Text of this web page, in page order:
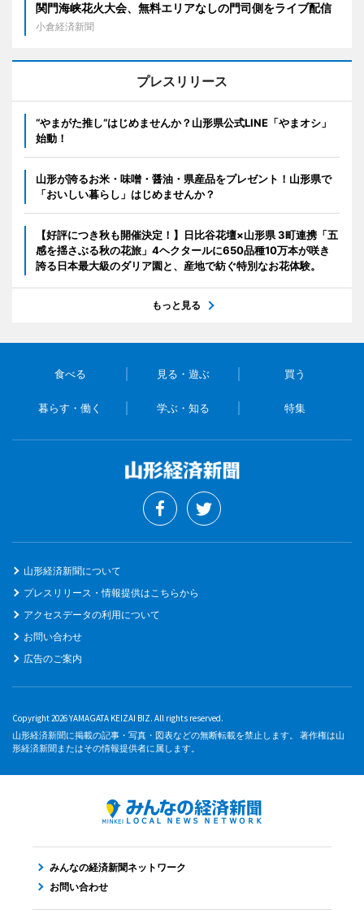
関門海峡花火大会、無料エリアなしの門司側をライブ配信
小倉経済新聞
プレスリリース
“やまがた推し“はじめませんか？山形県公式LINE「やまオシ」
始動！
山形が誇るお米・味噌・醤油・県産品をプレゼント！山形県で
「おいしい暮らし」はじめませんか？
【好評につき秋も開催決定！】日比谷花壇×山形県 3町連携「五
感を揺さぶる秋の花旅」4ヘクタールに650品種10万本が咲き
誇る日本最大級のダリア園と、産地で紡ぐ特別なお花体験。
もっと見る
食べる 見る・遊ぶ 買う
暮らす・働く 学ぶ・知る 特集
山形経済新聞について
プレスリリース・情報提供はこちらから
アクセスデータの利用について
お問い合わせ
広告のご案内
Copyright 2026 YAMAGATA KEIZAI BIZ. All rights reserved.
山形経済新聞に掲載の記事・写真・図表などの無断転載を禁止します。 著作権は山
形経済新聞またはその情報提供者に属します。
みんなの経済新聞ネットワーク
お問い合わせ